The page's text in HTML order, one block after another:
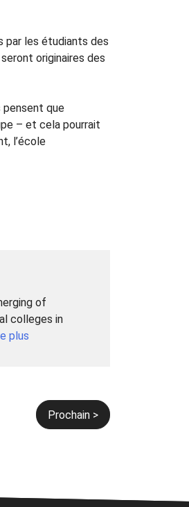
par les étudiants des
originaires des
pensent que
– et cela pourrait
l’école
of
colleges in
plus
Prochain >